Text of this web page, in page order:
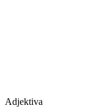
Adjektiva